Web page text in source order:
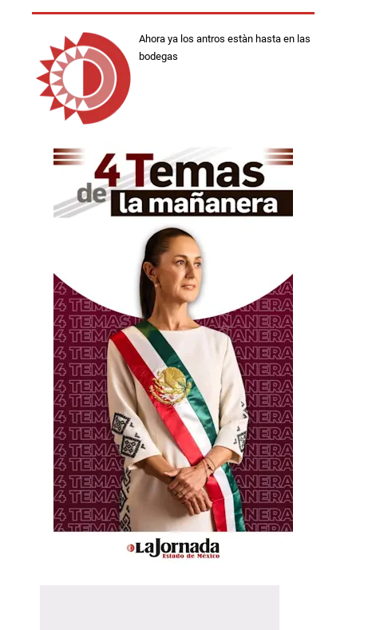
Ahora ya los antros estàn hasta en las
bodegas